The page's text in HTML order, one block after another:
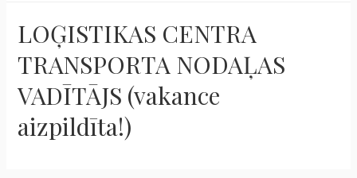
LOĢISTIKAS CENTRA
TRANSPORTA NODAĻAS
VADĪTĀJS (vakance
aizpildīta!)